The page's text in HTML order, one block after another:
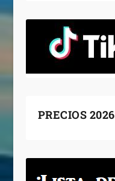
PRECIOS 2026